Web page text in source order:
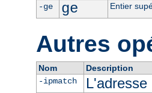
-ge
ge Entier
Autres
Nom
Description
-ipmatch